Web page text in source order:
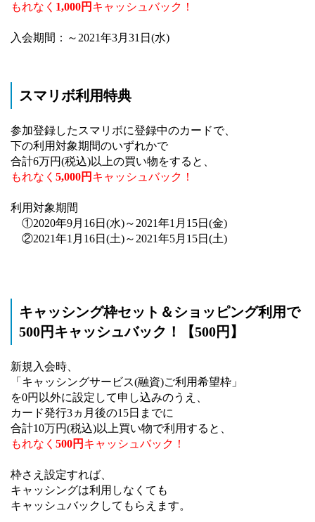
もれなく 1,000円 キャッシュバック！
入会期間：～2021年3月31日(水)
スマリボ利用特典
参加登録したスマリボに登録中のカードで、
下の利用対象期間のいずれかで
合計6万円(税込)以上の買い物をすると、
もれなく 5,000円 キャッシュバック！
利用対象期間
①2020年9月16日(水)～2021年1月15日(金)
②2021年1月16日(土)～2021年5月15日(土)
キャッシング枠セット＆ショッピング利用で
500円キャッシュバック！【500円】
新規入会時、
「キャッシングサービス(融資)ご利用希望枠」
を0円以外に設定して申し込みのうえ、
カード発行3ヵ月後の15日までに
合計10万円(税込)以上買い物で利用すると、
もれなく 500円 キャッシュバック！
枠さえ設定すれば、
キャッシングは利用しなくても
キャッシュバックしてもらえます。